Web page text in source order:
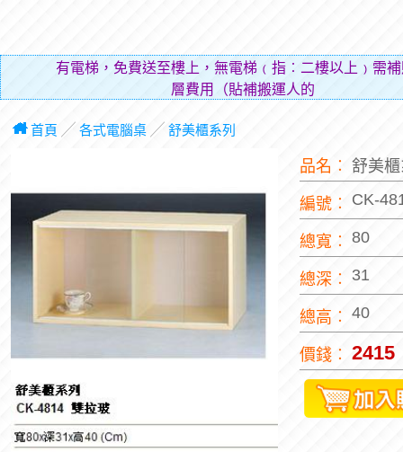
有電梯，免費送至樓上，無電梯﹙指︰二樓以上﹚需
層費用（貼補搬運人的辛勞）。
首頁 ╱ 各式電腦桌╱ 舒美櫃系列
品名︰ 舒美
編號︰ CK-
總寬︰ 80
總深︰ 31
總高︰ 40
價錢︰ 2415